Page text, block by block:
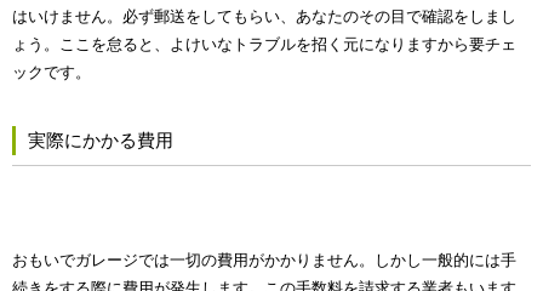
はいけません。必ず郵送をしてもらい、あなたのその目で確認をしまし
ょう。ここを怠ると、よけいなトラブルを招く元になりますから要チェ
ックです。
実際にかかる費用
おもいでガレージでは一切の費用がかかりません。しかし一般的には手